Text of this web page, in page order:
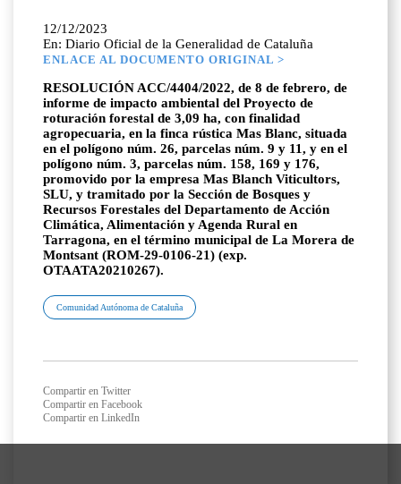
12/12/2023
En: Diario Oficial de la Generalidad de Cataluña
ENLACE AL DOCUMENTO ORIGINAL >
RESOLUCIÓN ACC/4404/2022, de 8 de febrero, de
informe de impacto ambiental del Proyecto de
roturación forestal de 3,09 ha, con finalidad
agropecuaria, en la finca rústica Mas Blanc, situada
en el polígono núm. 26, parcelas núm. 9 y 11, y en el
polígono núm. 3, parcelas núm. 158, 169 y 176,
promovido por la empresa Mas Blanch Viticultors,
SLU, y tramitado por la Sección de Bosques y
Recursos Forestales del Departamento de Acción
Climática, Alimentación y Agenda Rural en
Tarragona, en el término municipal de La Morera de
Montsant (ROM-29-0106-21) (exp.
OTAATA20210267).
Comunidad Autónoma de Cataluña
Compartir en Twitter
Compartir en Facebook
Compartir en LinkedIn